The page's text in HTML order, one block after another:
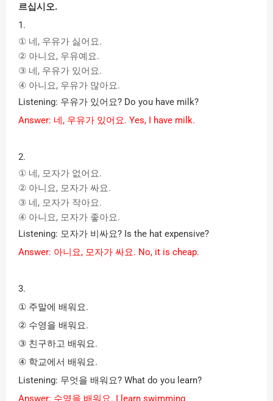
르십시오.
1.
① 네, 우유가 싫어요.
② 아니요, 우유예요.
③ 네, 우유가 있어요.
④ 아니요, 우유가 많아요.
Listening: 우유가 있어요? Do you have milk?
Answer: 네, 우유가 있어요. Yes, I have milk.
2.
① 네, 모자가 없어요.
② 아니요, 모자가 싸요.
③ 네, 모자가 작아요.
④ 아니요, 모자가 좋아요.
Listening: 모자가 비싸요? Is the hat expensive?
Answer: 아니요, 모자가 싸요. No, it is cheap.
3.
① 주말에 배워요.
② 수영을 배워요.
③ 친구하고 배워요.
④ 학교에서 배워요.
Listening: 무엇을 배워요? What do you learn?
Answer: 수영을 배워요. I learn swimming